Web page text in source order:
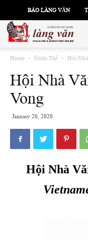
BÁO LÀNG VĂN
Home Đoàn Thể Hội
Hội Nhà
Vong
January 20, 2020
Hội Nhà